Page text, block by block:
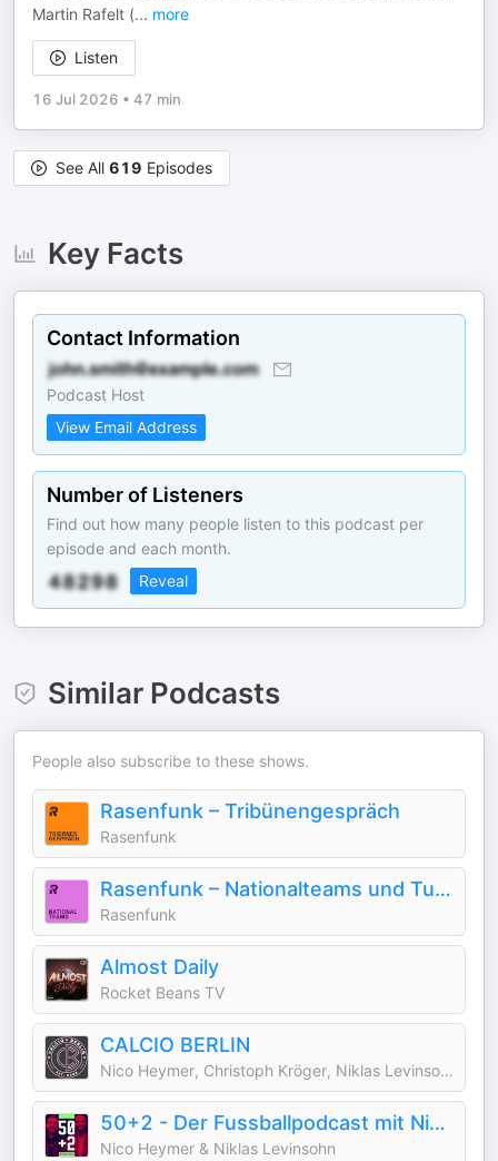
Martin Rafelt (... more
Listen
16 Jul 2026 • 47 min
See All 619 Episodes
Key Facts
Contact Information
Podcast Host
View Email Address
Number of Listeners
Find out how many people listen to this podcast per
episode and each month.
Reveal
Similar Podcasts
People also subscribe to these shows.
Rasenfunk – Tribünengespräch
Rasenfunk
Rasenfunk – Nationalteams und Turniere (EM/WM, etc.)
Rasenfunk
Almost Daily
Rocket Beans TV
CALCIO BERLIN
Nico Heymer, Christoph Kröger, Niklas Levinsohn
50+2 - Der Fussballpodcast mit Nico & Niklas
Nico Heymer & Niklas Levinsohn